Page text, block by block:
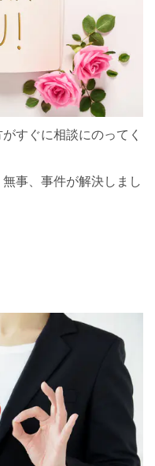
すぐに相談にのってく
事、事件が解決しまし